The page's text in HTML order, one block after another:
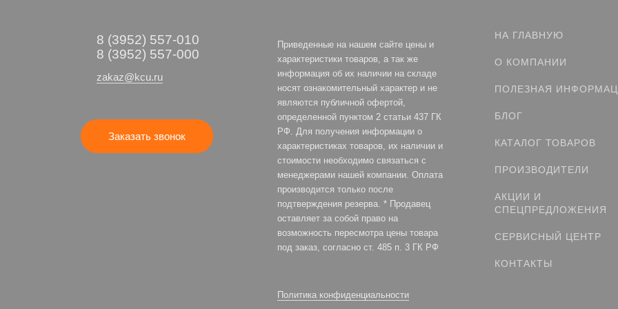
8 (3952) 557-010
8 (3952) 557-000
zakaz@kcu.ru
Заказать звонок
Приведенные на нашем сайте цены и
характеристики товаров, а так же
информация об их наличии на складе
носят ознакомительный характер и не
являются публичной офертой,
определенной пунктом 2 статьи 437 ГК
РФ. Для получения информации о
характеристиках товаров, их наличии и
стоимости необходимо связаться с
менеджерами нашей компании. Оплата
производится только после
подтверждения резерва. * Продавец
оставляет за собой право на
возможность пересмотра цены товара
под заказ, согласно ст. 485 п. 3 ГК РФ
Политика конфиденциальности
НА ГЛАВНУЮ
О КОМПАНИИ
ПОЛЕЗНАЯ
БЛОГ
КАТАЛОГ ТОВАРОВ
ПРОИЗВОДИТЕЛИ
АКЦИИ И
СПЕЦПРЕДЛОЖЕНИЯ
СЕРВИСНЫЙ ЦЕНТР
КОНТАКТЫ